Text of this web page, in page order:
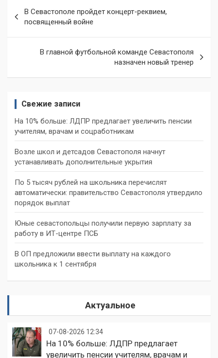
по
записям
В Севастополе пройдет концерт-реквием,
посвященный войне
В главной футбольной команде Севастополя
назначен новый тренер
Свежие записи
На 10% больше: ЛДПР предлагает увеличить пенсии
учителям, врачам и соцработникам
Возле школ и детсадов Севастополя начнут
устанавливать дополнительные укрытия
По 5 тысяч рублей на школьника перечислят
автоматически: правительство Севастополя утвердило
порядок выплат
Юные севастопольцы получили первую зарплату за
работу в ИТ-центре ПСБ
В ОП предложили ввести выплату на каждого
школьника к 1 сентября
Актуальное
07-08-2026 12:34
На 10% больше: ЛДПР предлагает
увеличить пенсии учителям, врачам и